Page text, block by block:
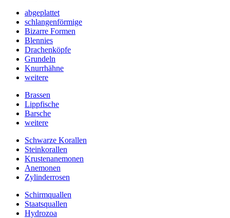
abgeplattet
schlangenförmige
Bizarre Formen
Blennies
Drachenköpfe
Grundeln
Knurrhähne
weitere
Brassen
Lippfische
Barsche
weitere
Schwarze Korallen
Steinkorallen
Krustenanemonen
Anemonen
Zylinderrosen
Schirmquallen
Staatsquallen
Hydrozoa